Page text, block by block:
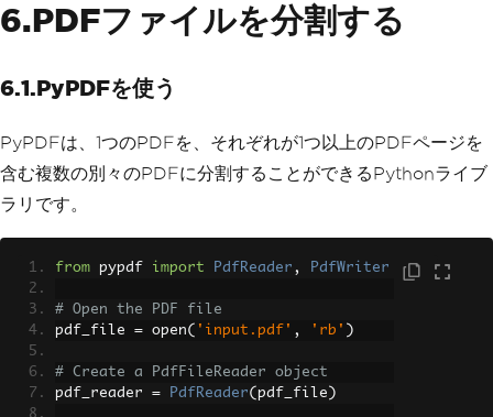
ml_b)
merged = ironpdf .PdfDocument Merge([
pd
merged.SaveAs(
6.PDFファイルを分割する
6.1.PyPDFを使う
PyPDFは、1つのPDFを、それぞれが1つ以上のPDFページを
含む複数の別々のPDFに分割することができるPythonライブ
ラリです。
from pypdf import PdfReader , PdfWriter
# Open the PDF file
pdf_file = open( 'input.pdf' , 'rb' )
# Create a PdfFileReader object
pdf_reader = PdfReader( pdf_file )